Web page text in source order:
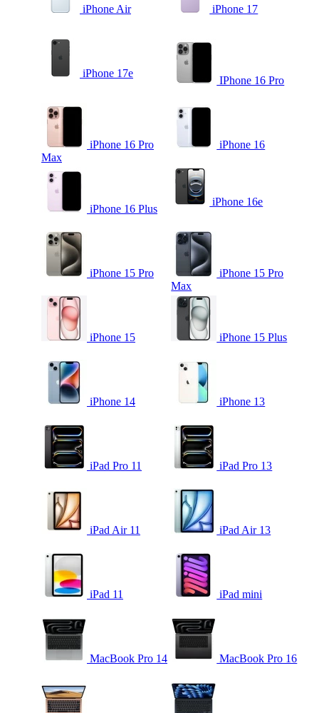
iPhone Air iPhone 17
iPhone 17e
IPhone 16 Pro
iPhone 16 Pro
Max
iPhone 16
iPhone 16 Plus
iPhone 16e
iPhone 15 Pro
iPhone 15 Pro
Max
iPhone 15 iPhone 15 Plus
iPhone 14 iPhone 13
iPad Pro 11 iPad Pro 13
iPad Air 11 iPad Air 13
iPad 11 iPad mini
MacBook Pro 14 MacBook Pro 16